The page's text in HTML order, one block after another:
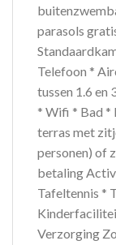
parasols
Telefoon *
tussen 1.6 en
* Wifi * Bad *
terras met
personen) of
betaling
Tafeltennis *
Verzorging